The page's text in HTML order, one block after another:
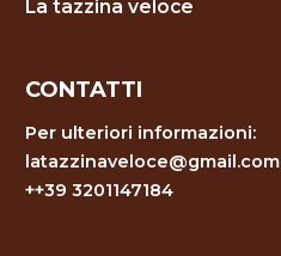
La tazzina veloce
CONTATTI
Per ulteriori informazioni:
latazzinaveloce@gmail.com
++39 3201147184